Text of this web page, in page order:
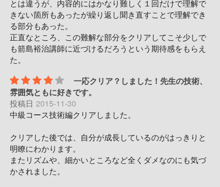
とは違うが、内容的にはかなり難しく１回だけで理解で
きない箇所もあったが繰り返し聞き直すことで理解でき
る部分もあった。
正直なところ、この難解な部分をクリアしてこそ少しで
も箭島裕治講師に近づけるだろうという期待感をもらえ
た。
一応クリア？しました！先生の技術、
雰囲気ともに好きです。
投稿日 2015-11-30
中級コース技術編クリアしました。
クリアした後では、自分が成長しているのがはっきりと
明瞭にわかります。
またリズムや、細かいところなど全くダメなのにも気づ
かされました。